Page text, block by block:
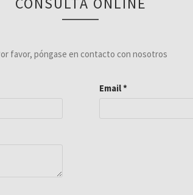
favor, póngase en contacto con nosotros
Email*